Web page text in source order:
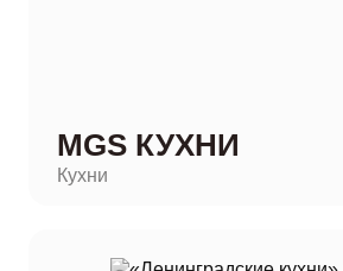
MGS КУХНИ
Кухни